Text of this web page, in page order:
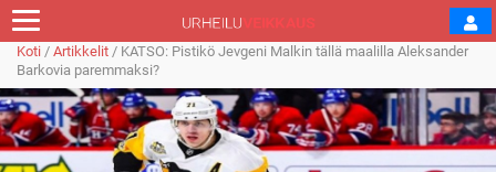
Koti / Artikkelit / KATSO: Pistikö Jevgeni Malkin tällä maalilla Aleksander
Barkovia paremmaksi?